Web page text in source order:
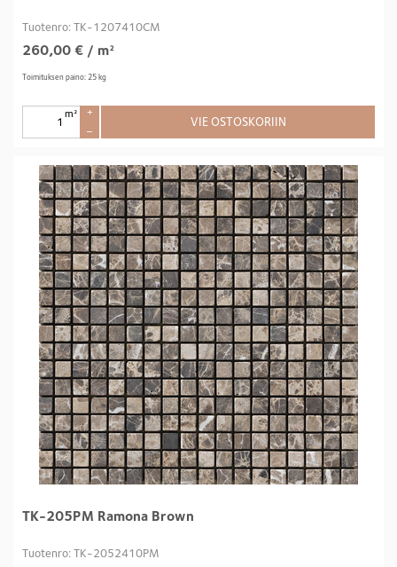
Tuotenro: TK-1207410CM
260,00 € / m²
Toimituksen paino: 25 kg
m²
+
–
VIE OSTOSKORIIN
TK-205PM Ramona Brown
Tuotenro: TK-2052410PM